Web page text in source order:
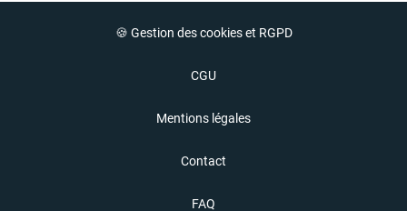
🍪 Gestion des cookies et RGPD
CGU
Mentions légales
Contact
FAQ